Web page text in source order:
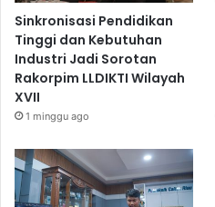
Sinkronisasi Pendidikan
Tinggi dan Kebutuhan
Industri Jadi Sorotan
Rakorpim LLDIKTI Wilayah
XVII
1 minggu ago